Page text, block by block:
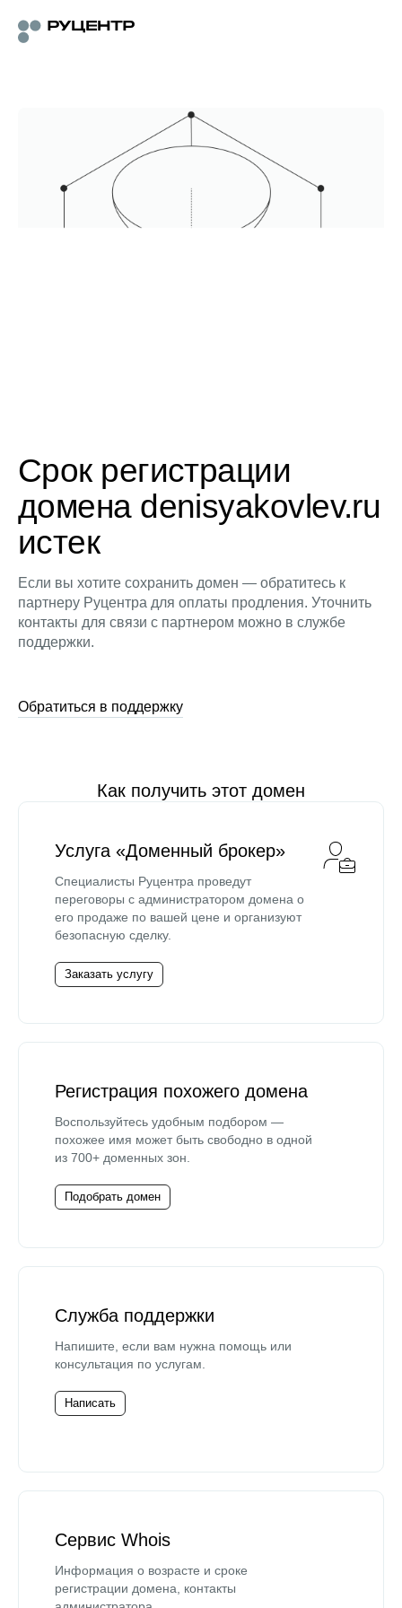
Срок регистрации
домена denisyakovlev.ru
истек
Если вы хотите сохранить домен — обратитесь к
партнеру Руцентра для оплаты продления. Уточнить
контакты для связи с партнером можно в службе
поддержки.
Обратиться в поддержку
Как получить этот домен
Услуга «Доменный брокер»
Специалисты Руцентра проведут
переговоры с администратором домена о
его продаже по вашей цене и организуют
безопасную сделку.
Заказать услугу
Регистрация похожего домена
Воспользуйтесь удобным подбором —
похожее имя может быть свободно в одной
из 700+ доменных зон.
Подобрать домен
Служба поддержки
Напишите, если вам нужна помощь или
консультация по услугам.
Написать
Сервис Whois
Информация о возрасте и сроке
регистрации домена, контакты